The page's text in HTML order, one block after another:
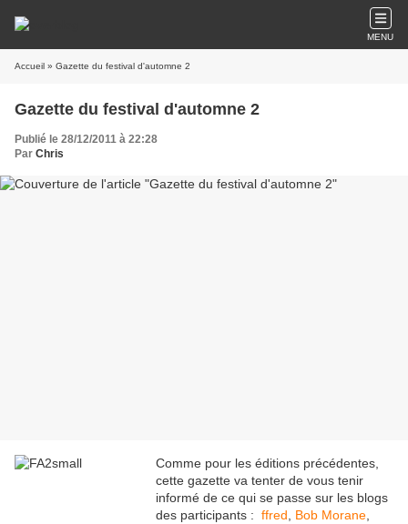
MENU
Accueil » Gazette du festival d'automne 2
Gazette du festival d'automne 2
Publié le 28/12/2011 à 22:28
Par Chris
Comme pour les éditions précédentes,
cette gazette va tenter de vous tenir
informé de ce qui se passe sur les blogs
des participants : ffred Bob Morane